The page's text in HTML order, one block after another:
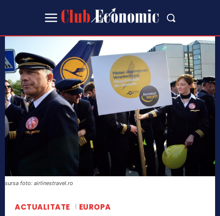
sursa foto: airlinestravel.ro
ACTUALITATE EUROPA